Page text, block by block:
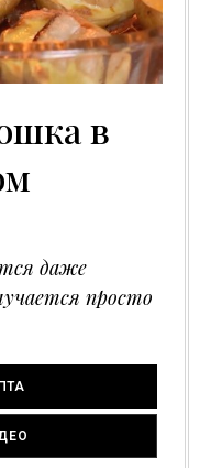
в
даже
просто